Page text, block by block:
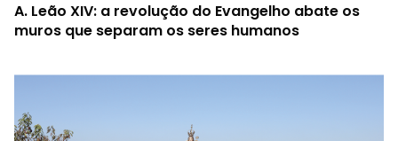
A. Leão XIV: a revolução do Evangelho abate os
muros que separam os seres humanos